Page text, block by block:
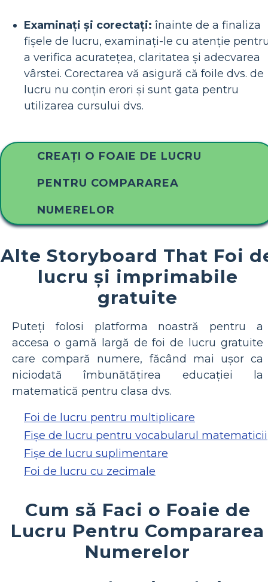
Examinați și corectați: înainte de a finaliza
fișele de lucru, examinați-le cu atenție
a verifica acuratețea, claritatea și adecvarea
vârstei. Corectarea vă asigură că foile dvs. de
lucru nu conțin erori și sunt gata pentru
utilizarea cursului dvs.
CREAȚI O FOAIE DE LUCRU
PENTRU COMPARAREA
NUMERELOR
Alte Storyboard That Foi
lucru și imprimabile
gratuite
Puteți folosi platforma noastră pentru a
accesa o gamă largă de foi de lucru gratuite
care compară numere, făcând mai ușor ca
niciodată îmbunătățirea educației la
matematică pentru clasa dvs.
Foi de lucru pentru multiplicare
Fișe de lucru pentru vocabularul matematicii
Fișe de lucru suplimentare
Foi de lucru cu zecimale
Cum să Faci o Foaie de
Lucru Pentru Compararea
Numerelor